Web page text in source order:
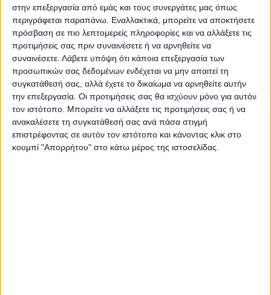
στην επεξεργασία από εμάς και τους συνεργάτες μας όπως
περιγράφεται παραπάνω. Εναλλακτικά, μπορείτε να αποκτήσετε
πρόσβαση σε πιο λεπτομερείς πληροφορίες και να αλλάξετε τις
προτιμήσεις σας πριν συναινέσετε ή να αρνηθείτε να
συναινέσετε. Λάβετε υπόψη ότι κάποια επεξεργασία των
προσωπικών σας δεδομένων ενδέχεται να μην απαιτεί τη
συγκατάθεσή σας, αλλά έχετε το δικαίωμα να αρνηθείτε αυτήν
την επεξεργασία. Οι προτιμήσεις σας θα ισχύουν μόνο για αυτόν
τον ιστότοπο. Μπορείτε να αλλάξετε τις προτιμήσεις σας ή να
ανακαλέσετε τη συγκατάθεσή σας ανά πάσα στιγμή
επιστρέφοντας σε αυτόν τον ιστότοπο και κάνοντας κλικ στο
κουμπί "Απορρήτου" στο κάτω μέρος της ιστοσελίδας.
τροχιά γύρω από τον Αρη.Το δεκαετές
τουρκικό πρόγραμμα, μεταξύ άλλων,
προβλέπει και ένα τουρκικό
διαστημοδρόμιο, καθώς επίσης την
ανάπτυξη ενός εγχώριου δορυφορικού
συστήματος, αν και δεν έχουν
δημοσιοποιηθεί πολλές λεπτομέρειες, ούτε
καν για τον προϋπολογισμό του.
Η Τουρκία έχει επίσης στόχο να στείλει έναν